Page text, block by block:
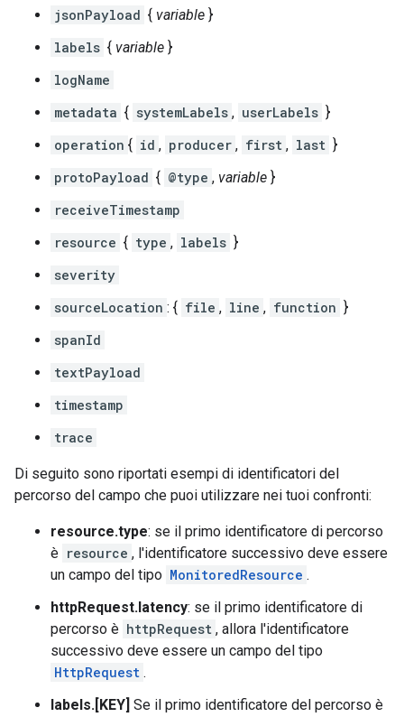
jsonPayload { variable }
labels { variable }
logName
metadata { systemLabels , userLabels }
operation { id , producer , first , last }
protoPayload { @type , variable }
receiveTimestamp
resource { type , labels }
severity
sourceLocation : { file , line , function }
spanId
textPayload
timestamp
trace
Di seguito sono riportati esempi di identificatori del
percorso del campo che puoi utilizzare nei tuoi confronti:
resource.type: se il primo identificatore di percorso
è resource , l'identificatore successivo deve essere
un campo del tipo MonitoredResource .
httpRequest.latency: se il primo identificatore di
percorso è httpRequest , allora l'identificatore
successivo deve essere un campo del tipo
HttpRequest .
labels.[KEY] Se il primo identificatore del percorso è